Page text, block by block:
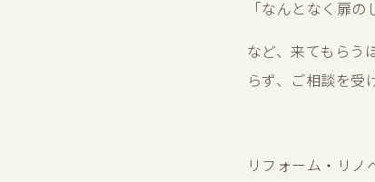
「なんとなく扉の
など、来てもらう
らず、ご相談を受
リフォーム・リ